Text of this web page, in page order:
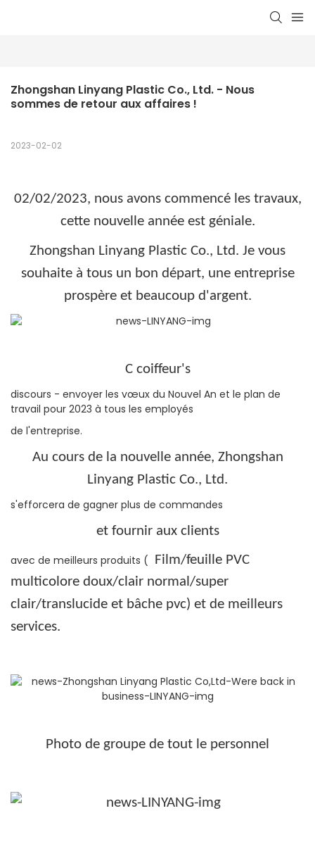
Zhongshan Linyang Plastic Co., Ltd. - Nous
sommes de retour aux affaires !
2023-02-02
02/02/2023, nous avons commencé les travaux,
cette nouvelle année est géniale.
Zhongshan Linyang Plastic Co., Ltd. Je vous
souhaite à tous un bon départ, une entreprise
prospère et beaucoup d'argent.
Ccoiffeur's
discours - envoyer les vœux du Nouvel An et le plan de
travail pour 2023 à tous les employés
de l'entreprise.
Au cours de la nouvelle année, Zhongshan
Linyang Plastic Co., Ltd.
s'efforcera de gagner plus de commandes
et fournir aux clients
avec de meilleurs produits ( Film/feuille PVC
multicolore doux/clair normal/super
clair/translucide et bâche pvc) et de meilleurs
services.
Photo de groupe de tout le personnel